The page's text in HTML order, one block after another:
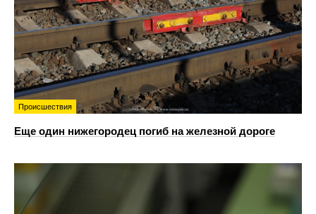
Происшествия
Еще один нижегородец погиб на железной дороге